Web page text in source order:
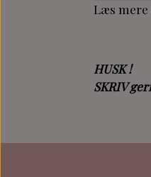
Læs mere
HUSK !
SKRIV